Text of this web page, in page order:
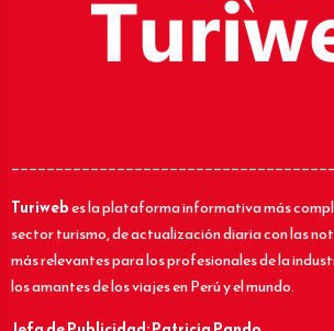
Turiwebes la plataforma informativa más
sector turismo, de actualización diaria con las
más relevantes para los profesionales de la
los amantes de los viajes en Perú y el mundo.